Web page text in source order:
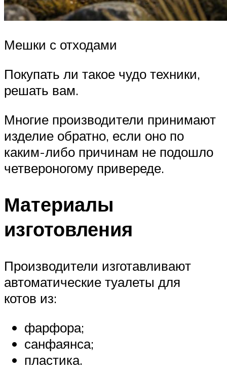
Мешки с отходами
Покупать ли такое чудо техники,
решать вам.
Многие производители принимают
изделие обратно, если оно по
каким-либо причинам не подошло
четвероногому привереде.
Материалы
изготовления
Производители изготавливают
автоматические туалеты для
котов из:
фарфора;
санфаянса;
пластика.